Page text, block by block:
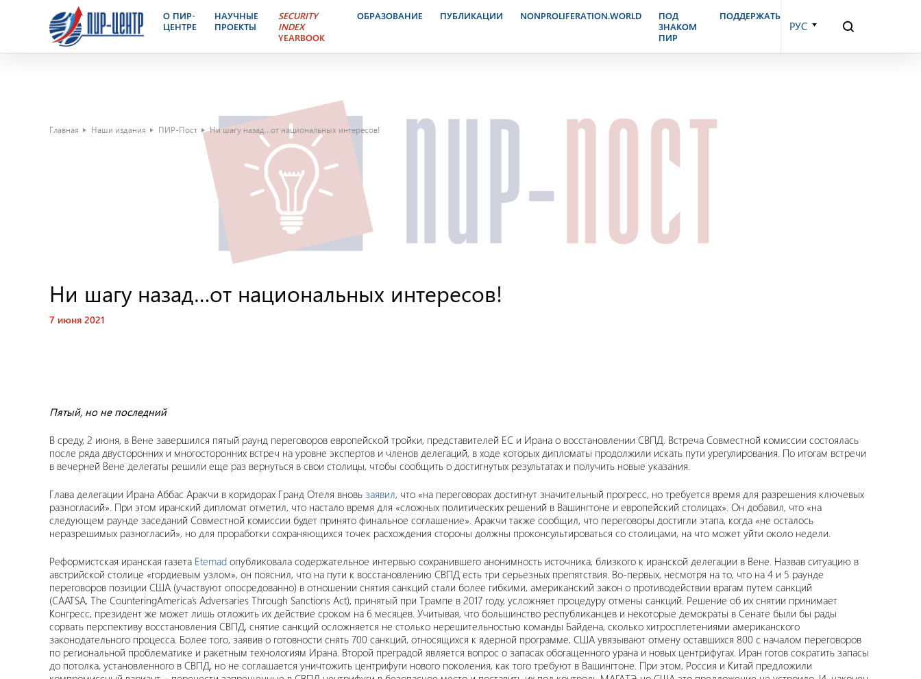
О ПИР-
ЦЕНТРЕ
НАУЧНЫЕ
ПРОЕКТЫ
SECURITY
INDEX
YEARBOOK
ОБРАЗОВАНИЕ ПУБЛИКАЦИИ NONPROLIFERATION.WORLD
ПОД
ЗНАКОМ
ПИР
ПОДДЕРЖАТЬ
РУС
Главная Наши издания ПИР-Пост Ни шагу назад…от национальных интересов!
Ни шагу назад…от национальных интересов!
7 июня 2021
Пятый, но не последний
В среду, 2 июня, в Вене завершился пятый раунд переговоров европейской тройки, представителей ЕС и Ирана о восстановлении СВПД. Встреча Совместной комиссии состоялась
после ряда двусторонних и многосторонних встреч на уровне экспертов и членов делегаций, в ходе которых дипломаты продолжили искать пути урегулирования. По итогам встречи
в вечерней Вене делегаты решили еще раз вернуться в свои столицы, чтобы сообщить о достигнутых результатах и получить новые указания.
Глава делегации Ирана Аббас Аракчи в коридорах Гранд Отеля вновь заявил, что «на переговорах достигнут значительный прогресс, но требуется время для разрешения ключевых
разногласий». При этом иранский дипломат отметил, что настало время для «сложных политических решений в Вашингтоне и европейский столицах». Он добавил, что «на
следующем раунде заседаний Совместной комиссии будет принято финальное соглашение». Аракчи также сообщил, что переговоры достигли этапа, когда «не осталось
неразрешимых разногласий», но для проработки сохраняющихся точек расхождения стороны должны проконсультироваться со столицами, на что может уйти около недели.
Реформистская иранская газета Etemad опубликовала содержательное интервью сохранившего анонимность источника, близкого к иранской делегации в Вене. Назвав ситуацию в
австрийской столице «гордиевым узлом», он пояснил, что на пути к восстановлению СВПД есть три серьезных препятствия. Во-первых, несмотря на то, что на 4 и 5 раунде
переговоров позиции США (участвуют опосредованно) в отношении снятия санкций стали более гибкими, американский закон о противодействии врагам путем санкций
(CAATSA, The CounteringAmerica’s Adversaries Through Sanctions Act), принятый при Трампе в 2017 году, усложняет процедуру отмены санкций. Решение об их снятии принимает
Конгресс, президент же может лишь отложить их действие сроком на 6 месяцев. Учитывая, что большинство республиканцев и некоторые демократы в Сенате были бы рады
сорвать перспективу восстановления СВПД, снятие санкций осложняется не столько нерешительностью команды Байдена, сколько хитросплетениями американского
законодательного процесса. Более того, заявив о готовности снять 700 санкций, относящихся к ядерной программе, США увязывают отмену оставшихся 800 с началом переговоров
по региональной проблематике и ракетным технологиям Ирана. Второй преградой является вопрос о запасах обогащенного урана и новых центрифугах. Иран готов сократить запасы
до потолка, установленного в СВПД, но не соглашается уничтожить центрифуги нового поколения, как того требуют в Вашингтоне. При этом, Россия и Китай предложили